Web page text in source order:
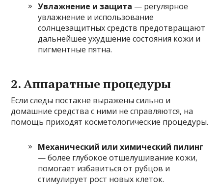
Увлажнение и защита — регулярное
увлажнение и использование
солнцезащитных средств предотвращают
дальнейшее ухудшение состояния кожи и
пигментные пятна.
2. Аппаратные процедуры
Если следы постакне выражены сильно и
домашние средства с ними не справляются, на
помощь приходят косметологические процедуры.
Механический или химический пилинг
— более глубокое отшелушивание кожи,
помогает избавиться от рубцов и
стимулирует рост новых клеток.